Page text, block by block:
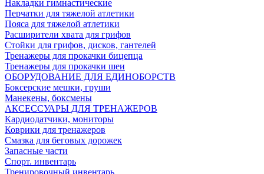
Накладки гимнастические
Перчатки для тяжелой атлетики
Пояса для тяжелой атлетики
Расширители хвата для грифов
Стойки для грифов, дисков, гантелей
Тренажеры для прокачки бицепца
Тренажеры для прокачки шеи
ОБОРУДОВАНИЕ ДЛЯ ЕДИНОБОРСТВ
Боксерские мешки, груши
Манекены, боксмены
АКСЕССУАРЫ ДЛЯ ТРЕНАЖЕРОВ
Кардиодатчики, мониторы
Коврики для тренажеров
Смазка для беговых дорожек
Запасные части
Спорт. инвентарь
Тренировочный инвентарь